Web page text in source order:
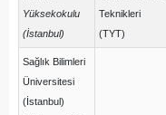
Yüksekokulu
(İstanbul)
Teknikleri
(TYT)
Sağlık Bilimleri
Üniversitesi
(İstanbul)